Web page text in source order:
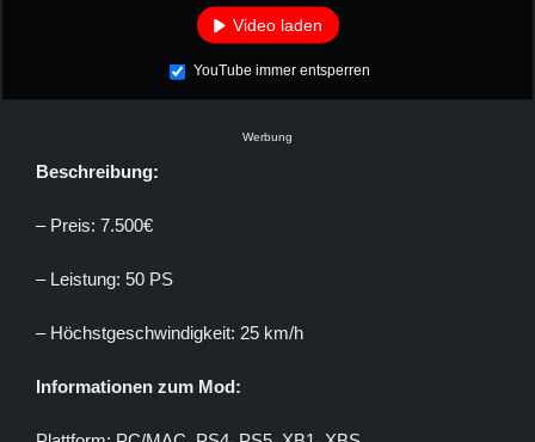
Video laden
YouTube immer entsperren
Werbung
Beschreibung:
– Preis: 7.500€
– Leistung: 50 PS
– Höchstgeschwindigkeit: 25 km/h
Informationen zum Mod: